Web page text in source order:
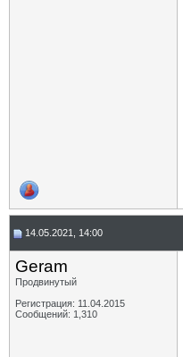
14.05.2021, 14:00
Geram
Продвинутый
Регистрация: 11.04.2015
Сообщений: 1,310